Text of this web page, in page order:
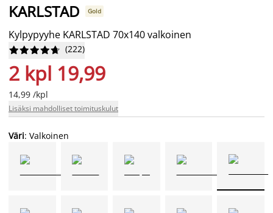
KARLSTAD Gold
Kylpypyyhe KARLSTAD 70x140 valkoinen





 (222)
2 kpl 19,99
14,99 /kpl
Lisäksi mahdolliset toimituskulut
Väri: Valkoinen